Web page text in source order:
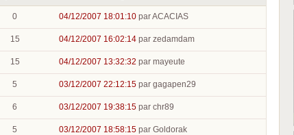
0 04/12/2007 18:01:10 par ACACIAS
15 04/12/2007 16:02:14 par zedamdam
15 04/12/2007 13:32:32 par mayeute
5 03/12/2007 22:12:15 par gagapen29
6 03/12/2007 19:38:15 par chr89
5 03/12/2007 18:58:15 par Goldorak